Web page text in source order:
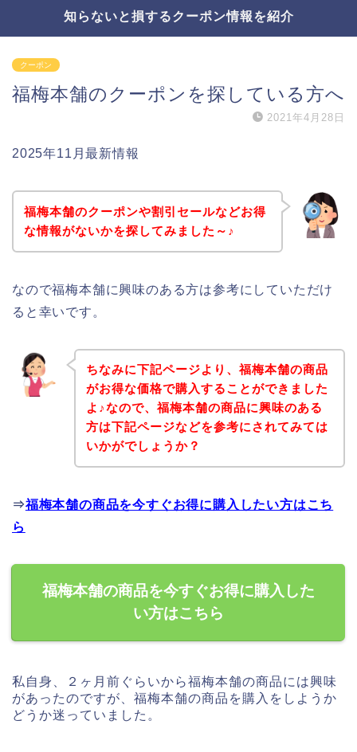
知らないと損するクーポン情報を紹介
クーポン
福梅本舗のクーポンを探している方へ
2021年4月28日
2025年11月最新情報
福梅本舗のクーポンや割引セールなどお得
な情報がないかを探してみました～♪
なので福梅本舗に興味のある方は参考にしていただけ
ると幸いです。
ちなみに下記ページより、福梅本舗の商品
がお得な価格で購入することができました
よ♪なので、福梅本舗の商品に興味のある
方は下記ページなどを参考にされてみては
いかがでしょうか？
⇒福梅本舗の商品を今すぐお得に購入したい方はこち
ら
福梅本舗の商品を今すぐお得に購入した
い方はこちら
私自身、２ヶ月前ぐらいから福梅本舗の商品には興味
があったのですが、福梅本舗の商品を購入をしようか
どうか迷っていました。